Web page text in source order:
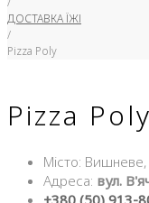
ДОСТАВКА ЇЖІ
/
Pizza Poly
Pizza Poly
Місто: Вишневе,
Адреса: вул.